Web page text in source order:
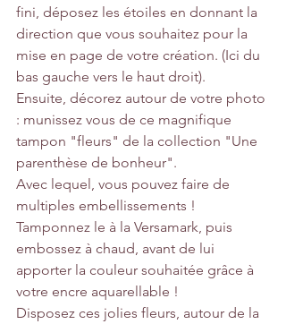
fini, déposez les étoiles en donnant la
direction que vous souhaitez pour la
mise en page de votre création. (Ici du
bas gauche vers le haut droit).
Ensuite, décorez autour de votre photo
: munissez vous de ce magnifique
tampon "fleurs" de la collection "Une
parenthèse de bonheur".
Avec lequel, vous pouvez faire de
multiples embellissements !
Tamponnez le à la Versamark, puis
embossez à chaud, avant de lui
apporter la couleur souhaitée grâce à
votre encre aquarellable !
Disposez ces jolies fleurs, autour de la